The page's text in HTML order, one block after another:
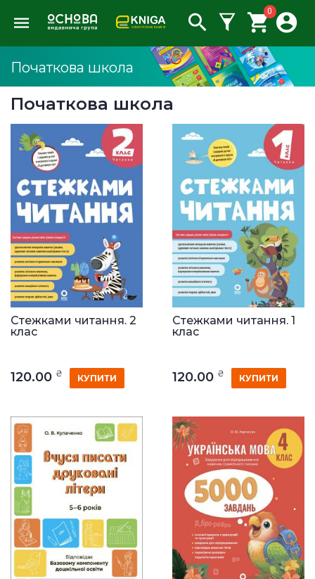
0
Початкова школа
Початкова школа
Стежками читання. 2
клас
120.00 ₴ КУПИТИ
Стежками читання. 1
клас
120.00 ₴ КУПИТИ